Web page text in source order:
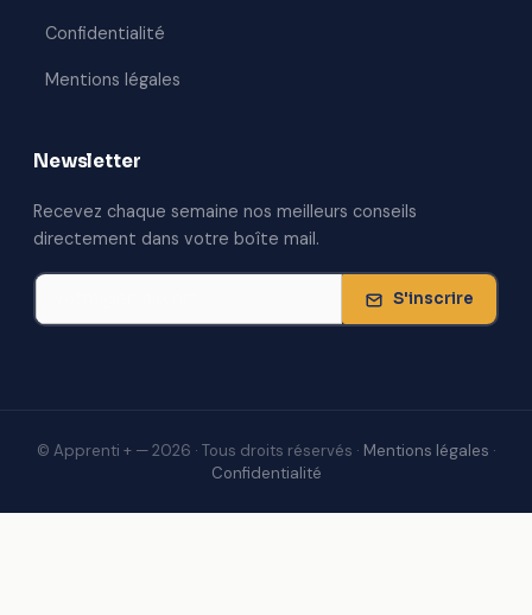
Confidentialité
Mentions légales
Newsletter
Recevez chaque semaine nos meilleurs conseils
directement dans votre boîte mail.
S'inscrire
© Apprenti + — 2026 · Tous droits réservés · Mentions légales ·
Confidentialité